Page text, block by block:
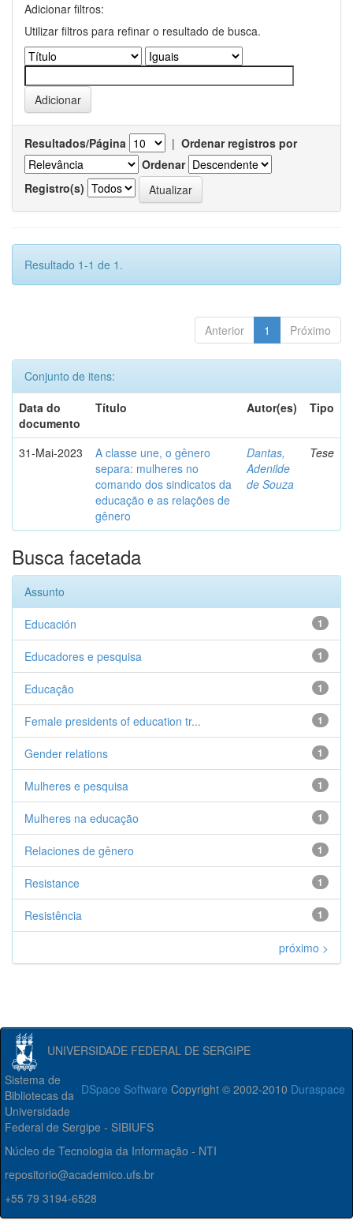
Adicionar filtros:
Utilizar filtros para refinar o resultado de busca.
Resultados/Página | Ordenar registros por
Ordenar
Registro(s)
Resultado 1-1 de 1.
Anterior 1 Próximo
Conjunto de itens:
Data do
documento
Título Autor(es) Tipo
31-Mai-2023
A classe une, o gênero
separa: mulheres no
comando dos sindicatos da
educação e as relações de
gênero
Dantas,
Adenilde
de Souza
Tese
Busca facetada
Assunto
1
Educación
1
Educadores e pesquisa
1
Educação
1
Female presidents of education tr...
1
Gender relations
1
Mulheres e pesquisa
1
Mulheres na educação
1
Relaciones de gênero
1
Resistance
1
Resistência
próximo >
UNIVERSIDADE FEDERAL DE SERGIPE
DSpace Software Copyright © 2002-2010 Duraspace
Sistema de
Bibliotecas da
Universidade
Federal de Sergipe - SIBIUFS
Núcleo de Tecnologia da Informação - NTI
repositorio@academico.ufs.br
+55 79 3194-6528